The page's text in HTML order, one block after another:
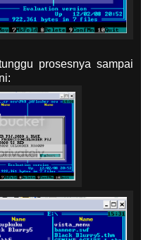
prosesnya sampai